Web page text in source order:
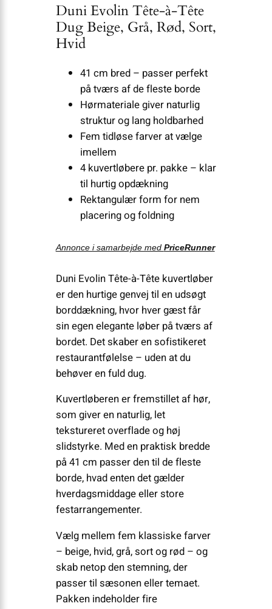
Duni Evolin Tête-à-Tête
Dug Beige, Grå, Rød, Sort,
Hvid
41 cm bred – passer perfekt
på tværs af de fleste borde
Hørmateriale giver naturlig
struktur og lang holdbarhed
Fem tidløse farver at vælge
imellem
4 kuvertløbere pr. pakke – klar
til hurtig opdækning
Rektangulær form for nem
placering og foldning
Annonce i samarbejde med PriceRunner
Duni Evolin Tête-à-Tête kuvertløber
er den hurtige genvej til en udsøgt
borddækning, hvor hver gæst får
sin egen elegante løber på tværs af
bordet. Det skaber en sofistikeret
restaurantfølelse – uden at du
behøver en fuld dug.
Kuvertløberen er fremstillet af hør,
som giver en naturlig, let
tekstureret overflade og høj
slidstyrke. Med en praktisk bredde
på 41 cm passer den til de fleste
borde, hvad enten det gælder
hverdagsmiddage eller store
festarrangementer.
Vælg mellem fem klassiske farver
– beige, hvid, grå, sort og rød – og
skab netop den stemning, der
passer til sæsonen eller temaet.
Pakken indeholder fire